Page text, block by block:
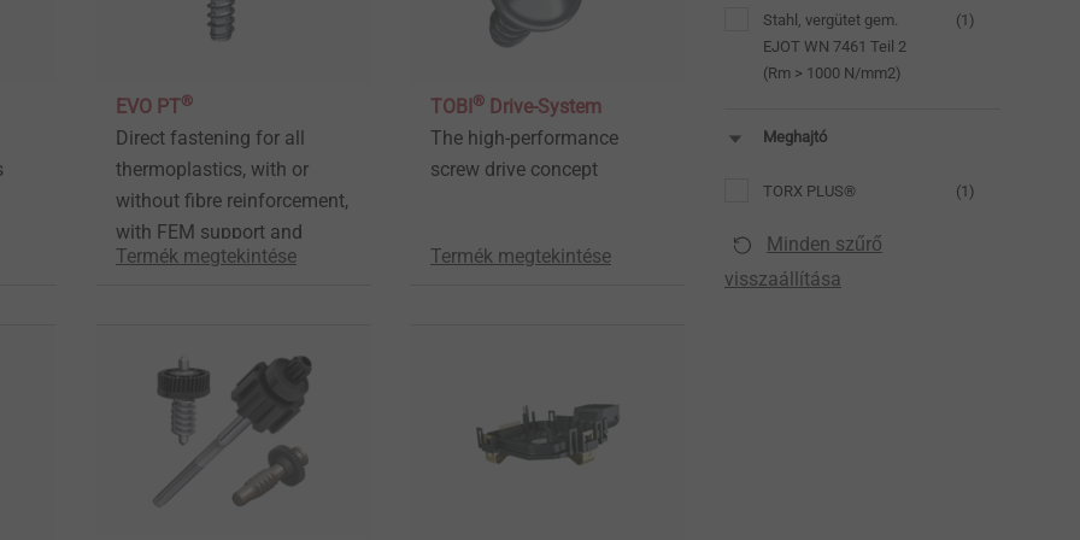
Stahl, vergütet gem.
EJOT WN 7461 Teil 2
(Rm > 1000 N/mm2)
(1)
Meghajtó
TORX PLUS® (1)
Minden szűrő
visszaállítása
EVO PT®
Direct fastening for all
thermoplastics, with or
without fibre reinforcement,
with FEM support and
calculation tool
Termék megtekintése
TOBI ®Drive-System
The high-performance
screw drive concept
Termék megtekintése